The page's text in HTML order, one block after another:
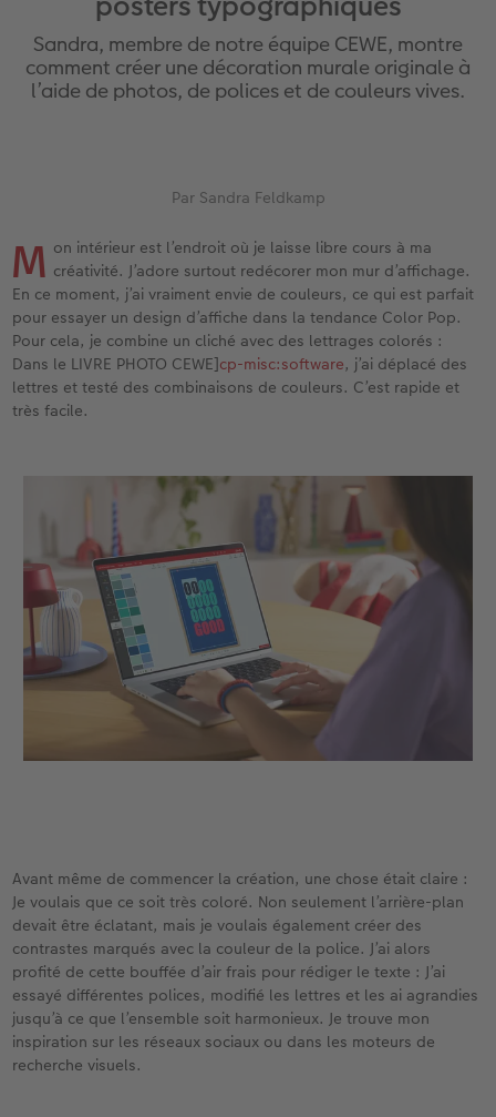
Étui personnalisé
Pochette souvenirs
Possibilités de commande
Exemples
Témoignages clients
CEWE myPhotos
Accessoires
Tirages photo sur papier recyclé
Poster premium
Photo d’identité biométrique
Accessoires
CEWE myPhotos
Affiche carte personnalisée
Pêle-mêle
Photo sur bois
Tableau photo Prestige
Photo sur carton mousse
Conseils décoration murale
CEWE myPhotos
Accessoires
Autres occasions
Cartes à rabat
CEWE myPhotos
Jeux
École et bureau
Boîte cadeau photo
Idées de cadeaux
Carte cadeau CEWE
Boîte à friandises personnalisée
Nouveautés
Coques en silicone
Coques en polycarbonate
Avec design
CEWE myPhotos
Calendriers muraux avec design
Calendrier mural A4
CEWE myPhotos
Accessoires
pour l’anniversaire
Cadeaux de fête des mères
pour l’EVJF
Mariage
Livre de l’année
Sandra, membre de notre équipe CEWE, montre
comment créer une décoration murale originale à
l’aide de photos, de polices et de couleurs vives.
Par Sandra Feldkamp
M on intérieur est l’endroit où je laisse libre cours à ma
créativité. J’adore surtout redécorer mon mur d’affichage.
En ce moment, j’ai vraiment envie de couleurs, ce qui est parfait
pour essayer un design d’affiche dans la tendance Color Pop.
Pour cela, je combine un cliché avec des lettrages colorés :
Dans le LIVRE PHOTO CEWE]cp-misc:software, j’ai déplacé des
lettres et testé des combinaisons de couleurs. C’est rapide et
très facile.
Avant même de commencer la création, une chose était claire :
Je voulais que ce soit très coloré. Non seulement l’arrière-plan
devait être éclatant, mais je voulais également créer des
contrastes marqués avec la couleur de la police. J’ai alors
profité de cette bouffée d’air frais pour rédiger le texte : J’ai
essayé différentes polices, modifié les lettres et les ai agrandies
jusqu’à ce que l’ensemble soit harmonieux. Je trouve mon
inspiration sur les réseaux sociaux ou dans les moteurs de
recherche visuels.